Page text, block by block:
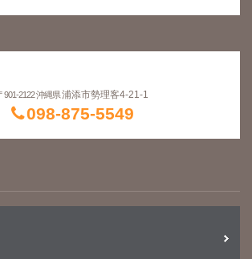
〒901-2122 沖縄県 浦添市勢理客4-21-1
098-875-5549